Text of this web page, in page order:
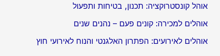
אוהל קונסטרוקציה: תכנון, בטיחות ותפעול
אוהלים למכירה: קונים פעם – נהנים שנים
אוהלים לאירועים: הפתרון האלגנטי והנוח לאירועי חוץ